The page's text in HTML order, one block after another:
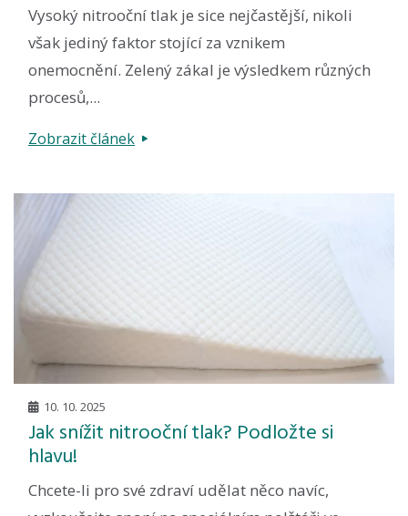
Vysoký nitrooční tlak je sice nejčastější, nikoli
však jediný faktor stojící za vznikem
onemocnění. Zelený zákal je výsledkem různých
procesů,...
Zobrazit článek
10. 10. 2025
Jak snížit nitrooční tlak? Podložte si
hlavu!
Chcete-li pro své zdraví udělat něco navíc,